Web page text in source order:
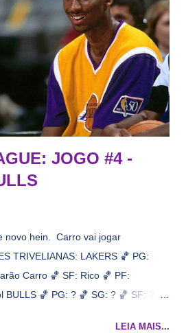
linkados ao Lakers. Se de fato há o
nosso compromisso é sempre com a
vem depois. E do Lakers hein? Até
(dizem que Nets tem
- esse sendo assediado pelo
chora pro Cavs contrat...
JOGO #4 -
novo hein. Carro vai jogar
TRIVELIANAS: LAKERS 🏀 PG:
Carro 🏀 SF: Rico 🏀 PF:
BULLS 🏀 PG: ? 🏀 SG: ? 🏀 SF: ? 🏀
LEIA MAIS...